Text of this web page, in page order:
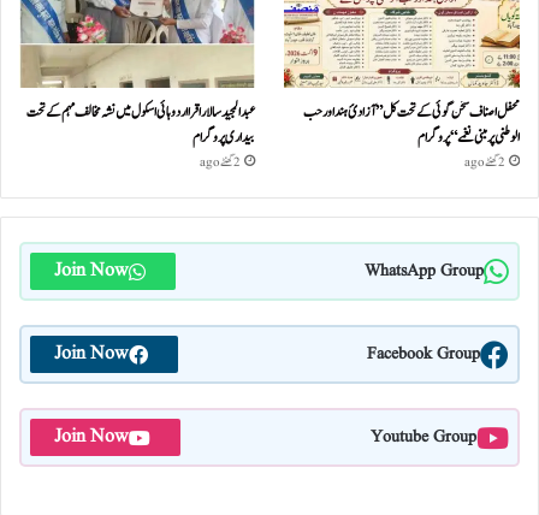
محفل اصناف سخن گوئی کے تحت کل ”آزادئ ہند اور حب
الوطنی پر مبنی نغمے“پروگرام
2 گھنٹے ago
عبدالمجید سالار اقرا اردو ہائی اسکول میں نشہ مخالف مہم کے تحت
بیداری پروگرام
2 گھنٹے ago
WhatsApp Group
Join Now
Facebook Group
Join Now
Youtube Group
Join Now